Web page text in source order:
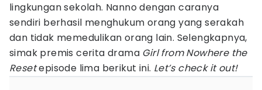
lingkungan sekolah. Nanno dengan caranya
sendiri berhasil menghukum orang yang serakah
dan tidak memedulikan orang lain. Selengkapnya,
simak premis cerita drama Girl from Nowhere the
Resetepisode lima berikut ini. Let’s check it out!